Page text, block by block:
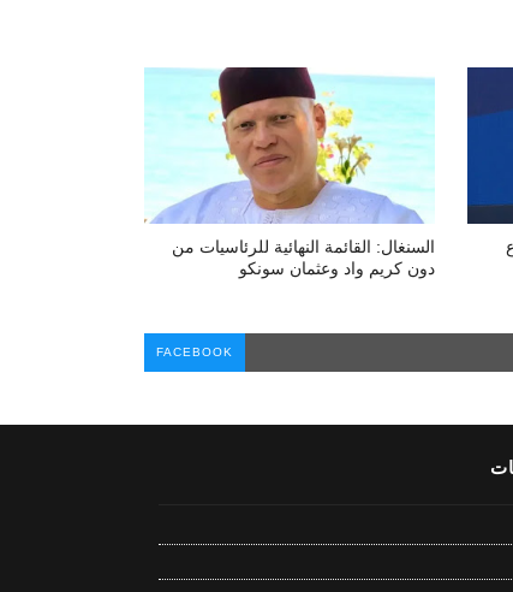
السنغال: القائمة النهائية للرئاسيات من
دون كريم واد وعثمان سونكو
FACEBOOK